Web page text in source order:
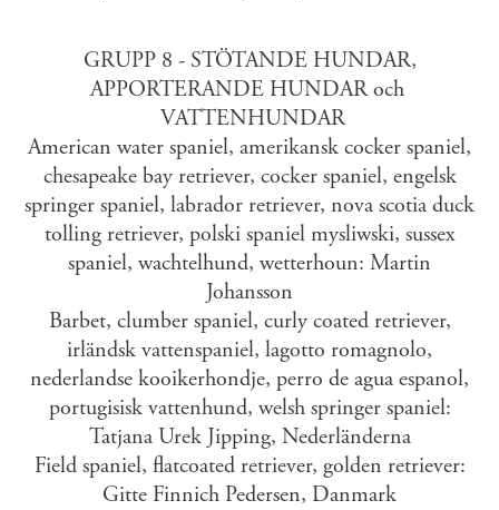
GRUPP 8 - STÖTANDE HUNDAR,
APPORTERANDE HUNDAR och
VATTENHUNDAR
American water spaniel, amerikansk cocker spaniel,
chesapeake bay retriever, cocker spaniel, engelsk
springer spaniel, labrador retriever, nova scotia duck
tolling retriever, polski spaniel mysliwski, sussex
spaniel, wachtelhund, wetterhoun: Martin
Johansson
Barbet, clumber spaniel, curly coated retriever,
irländsk vattenspaniel, lagotto romagnolo,
nederlandse kooikerhondje, perro de agua espanol,
portugisisk vattenhund, welsh springer spaniel:
Tatjana Urek Jipping, Nederländerna
Field spaniel, flatcoated retriever, golden retriever:
Gitte Finnich Pedersen, Danmark